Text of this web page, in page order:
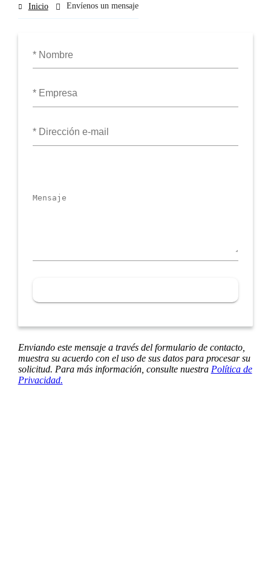
Inicio Envíenos un mensaje
Su
Su
empresa
Su
Mensaje
Enviando este mensaje a través del formulario de contacto,
muestra su acuerdo con el uso de sus datos para procesar su
solicitud. Para más información, consulte nuestra Política de
Privacidad.